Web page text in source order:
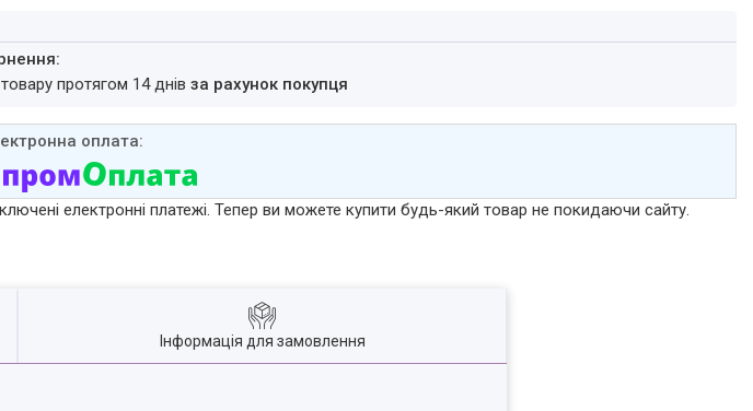
товару протягом 14 днівза рахунок покупця
електронні платежі. Тепер ви можете купити будь-який товар не покидаючи сайту.
Інформація для замовлення